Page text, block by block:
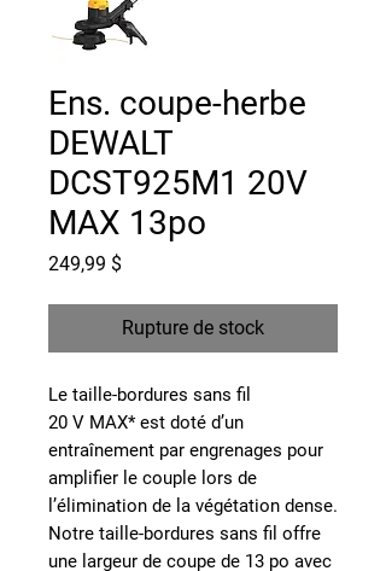
Ens. coupe-herbe
DEWALT
DCST925M1 20V
MAX 13po
249,99 $Prix
Rupture de stock
Le taille-bordures sans fil
20 V MAX* est doté d’un
entraînement par engrenages pour
amplifier le couple lors de
l’élimination de la végétation dense.
Notre taille-bordures sans fil offre
une largeur de coupe de 13 po avec